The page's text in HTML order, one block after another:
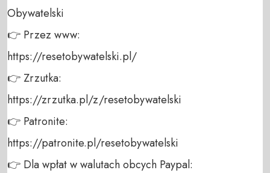
Obywatelski
👉 Przez www:
https://resetobywatelski.pl/
👉 Zrzutka:
https://zrzutka.pl/z/resetobywatelski
👉 Patronite:
https://patronite.pl/resetobywatelski
👉 Dla wpłat w walutach obcych Paypal: